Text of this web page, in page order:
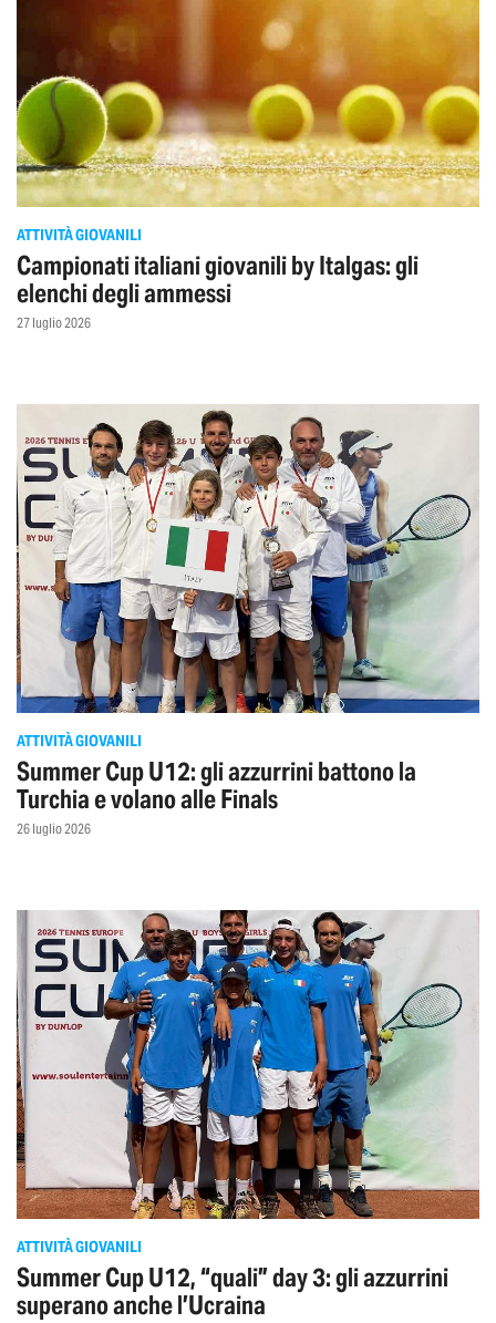
ATTIVITÀ GIOVANILI
Campionati italiani giovanili by Italgas: gli
elenchi degli ammessi
27 luglio 2026
ATTIVITÀ GIOVANILI
Summer Cup U12: gli azzurrini battono la
Turchia e volano alle Finals
26 luglio 2026
ATTIVITÀ GIOVANILI
Summer Cup U12, “quali” day 3: gli azzurrini
superano anche l’Ucraina